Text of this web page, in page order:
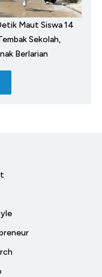
Maut Siswa 14
Sekolah,
Berlarian